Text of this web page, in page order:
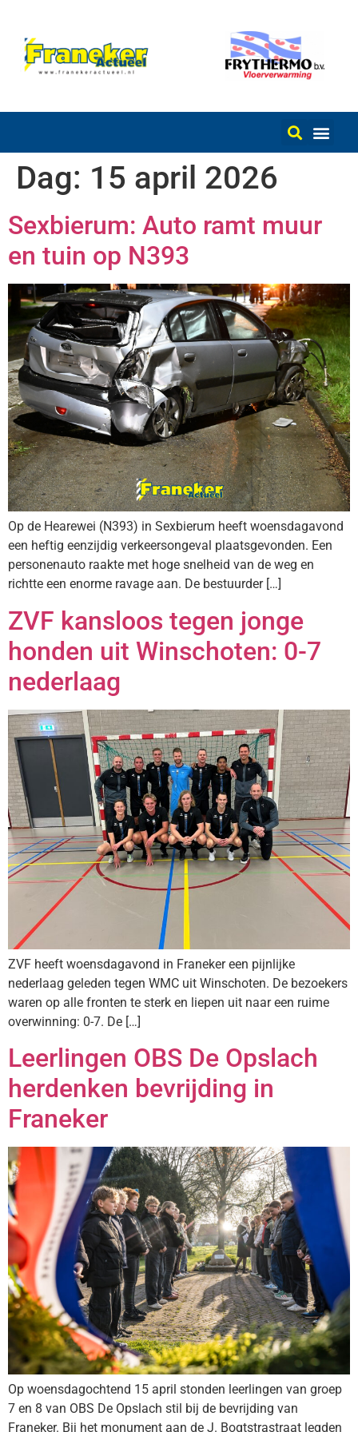
Dag: 15 april 2026
Sexbierum: Auto ramt muur
en tuin op N393
Op de Hearewei (N393) in Sexbierum heeft woensdagavond
een heftig eenzijdig verkeersongeval plaatsgevonden. Een
personenauto raakte met hoge snelheid van de weg en
richtte een enorme ravage aan. De bestuurder […]
ZVF kansloos tegen jonge
honden uit Winschoten: 0-7
nederlaag
ZVF heeft woensdagavond in Franeker een pijnlijke
nederlaag geleden tegen WMC uit Winschoten. De bezoekers
waren op alle fronten te sterk en liepen uit naar een ruime
overwinning: 0-7. De […]
Leerlingen OBS De Opslach
herdenken bevrijding in
Franeker
Op woensdagochtend 15 april stonden leerlingen van groep
7 en 8 van OBS De Opslach stil bij de bevrijding van
Franeker. Bij het monument aan de J. Bogtstrastraat legden